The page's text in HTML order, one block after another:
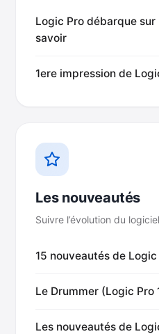
Logic Pro débarque sur
savoir
1ere impression de
Les nouveautés
Suivre l’évolution du
15 nouveautés de Logic
Le Drummer (Logic Pro
Les nouveautés de